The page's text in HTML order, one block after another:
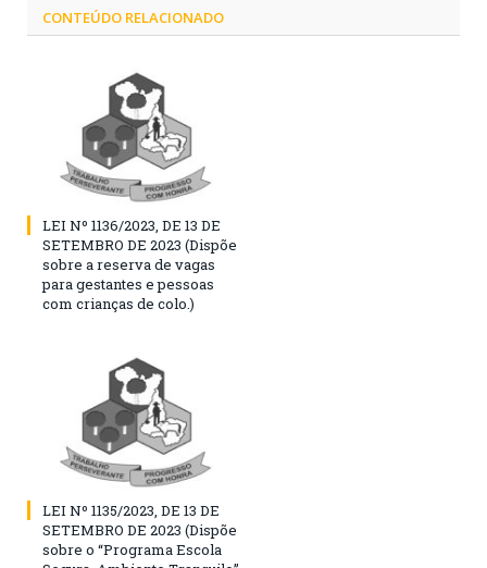
CONTEÚDO RELACIONADO
LEI Nº 1136/2023, DE 13 DE
SETEMBRO DE 2023 (Dispõe
sobre a reserva de vagas
para gestantes e pessoas
com crianças de colo.)
LEI Nº 1135/2023, DE 13 DE
SETEMBRO DE 2023 (Dispõe
sobre o “Programa Escola